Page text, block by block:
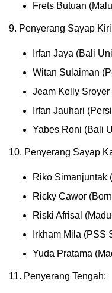
Frets Butuan
9. Penyerang Sayap
Irfan Jaya (Bali
Witan Sulaiman
Jeam Kelly
Irfan Jauhari
Yabes Roni (Bali
10. Penyerang Sayap
Riko Simanjuntak
Ricky Cawor
Riski Afrisal
Irkham Mila (PSS
Yuda Pratama
11. Penyerang Tengah: